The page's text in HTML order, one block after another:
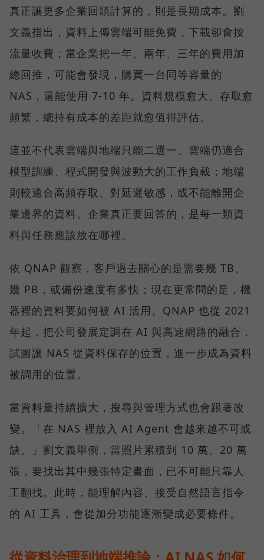
真正讓更多企業回頭計算的，則是長期成本。劉
文義指出，資料上傳雲端可能免費，下載卻會按
流量收費；當企業把一年、兩年、三年的費用加
總回推，可能會發現，購買一台同等容量的
NAS，還能使用 7-10 年。資料規模愈大、存取愈
頻繁，總持有成本的差距就愈值得評估。
這並不代表雲端與地端只能二選一。雲端仍適合
模型訓練、程式開發與波動大的工作負載；地端
則較適合高頻存取、對延遲敏感，或不能離開企
業邊界的資料。企業真正要回答的，是每一類資
料與任務應該放在哪裡。
依 QNAP 觀察，客戶過去關心的是需要幾 TB、
幾 PB，或備份速度有多快；現在更常問的是，機
器裡的資料要如何被 AI 活用。QNAP 也從 2021
年起，把公司發展定調在 AI 與高速網路的融合，
試圖讓 NAS 從資料保存的位置，進一步成為資料
被調用的位置。
當資料量持續擴大，搜尋與管理方式也會跟著改
變。「在 NAS 裡放入 AI Agent 會越來越不可或
缺。」劉文義舉例，當照片累積到 10 萬、20 萬
張，要找出其中幾張特定畫面，已不可能只靠人
工翻找。此時，能理解內容、接受自然語言指令
的 AI 工具，會從加分功能逐漸變成必要條件。